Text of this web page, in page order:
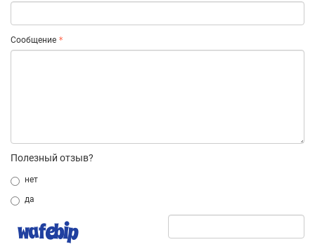
Сообщение
Полезный отзыв?
нет
да